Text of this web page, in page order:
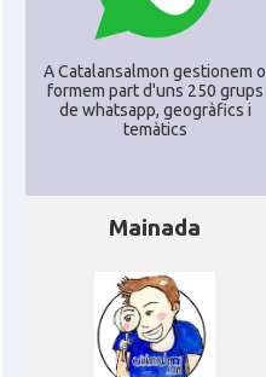
A Catalansalmon gestionem o
formem part d'uns 250 grups
de whatsapp, geogràfics i
temàtics
Mainada